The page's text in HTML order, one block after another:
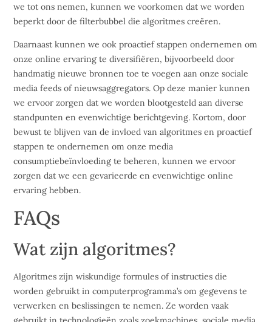
we tot ons nemen, kunnen we voorkomen dat we worden
beperkt door de filterbubbel die algoritmes creëren.
Daarnaast kunnen we ook proactief stappen ondernemen om
onze online ervaring te diversifiëren, bijvoorbeeld door
handmatig nieuwe bronnen toe te voegen aan onze sociale
media feeds of nieuwsaggregators. Op deze manier kunnen
we ervoor zorgen dat we worden blootgesteld aan diverse
standpunten en evenwichtige berichtgeving. Kortom, door
bewust te blijven van de invloed van algoritmes en proactief
stappen te ondernemen om onze media
consumptiebeïnvloeding te beheren, kunnen we ervoor
zorgen dat we een gevarieerde en evenwichtige online
ervaring hebben.
FAQs
Wat zijn algoritmes?
Algoritmes zijn wiskundige formules of instructies die
worden gebruikt in computerprogramma’s om gegevens te
verwerken en beslissingen te nemen. Ze worden vaak